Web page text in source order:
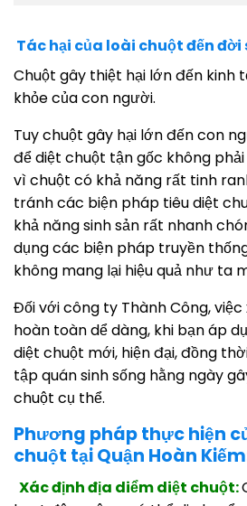
Tác hại của loài chuột đến đời
Chuột gây thiệt hại lớn đến kinh
khỏe của con người.
Tuy chuột gây hại lớn đến con
để diệt chuột tận gốc không
vì chuột có khả năng rất tinh
tránh các biện pháp tiêu diệt
khả năng sinh sản rất nhanh
dụng các biện pháp truyền
không mang lại hiệu quả như ta
Đối với công ty Thành Công,
hoàn toàn dể dàng, khi bạn áp
diệt chuột mới, hiện đại, đồng
tập quán sinh sống hằng ngày
chuột cụ thể.
Phương pháp thực hiện
chuột tại Quận Hoàn
Xác định địa diểm diệt chuột: